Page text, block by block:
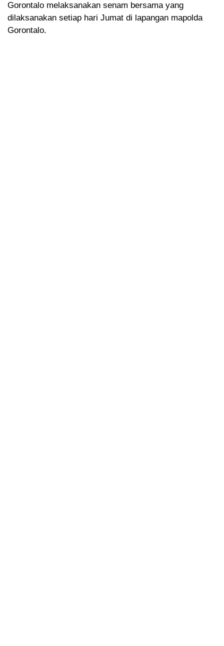
Gorontalo melaksanakan senam bersama yang
dilaksanakan setiap hari Jumat di lapangan mapolda
Gorontalo.